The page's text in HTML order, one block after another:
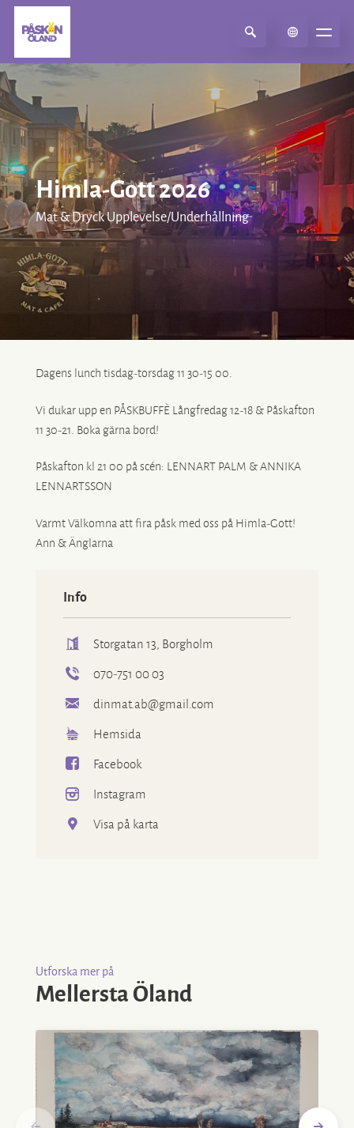
▼
Himla-Gott 2026
Mat & Dryck Upplevelse/Underhållning
Dagens lunch tisdag-torsdag 11 30-15 00.
Vi dukar upp en PÅSKBUFFÈ Långfredag 12-18 & Påskafton
11 30-21. Boka gärna bord!
Påskafton kl 21 00 på scén: LENNART PALM & ANNIKA
LENNARTSSON
Varmt Välkomna att fira påsk med oss på Himla-Gott!
Ann & Änglarna
Info
Storgatan 13, Borgholm
070-751 00 03
dinmat.ab@gmail.com
Hemsida
Facebook
Instagram
Visa på karta
Utforska mer på
Mellersta Öland